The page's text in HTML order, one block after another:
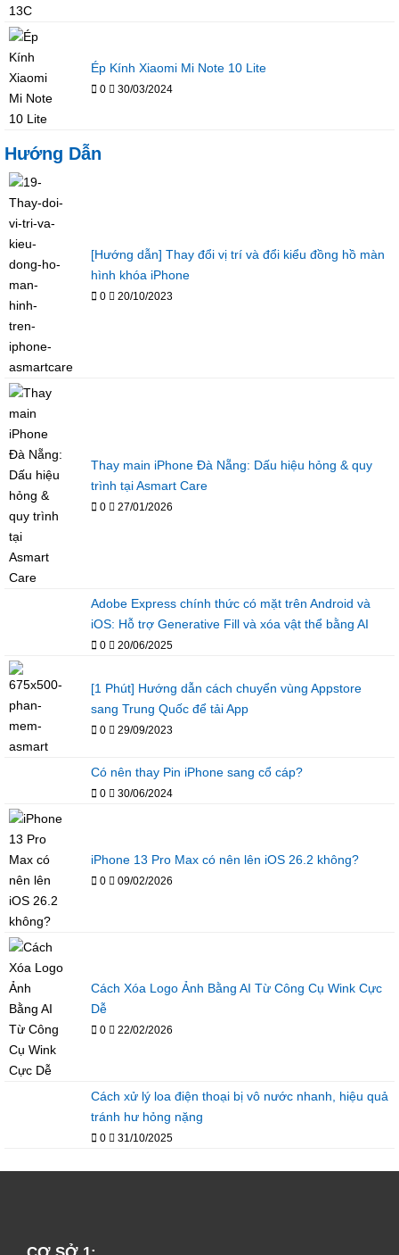
Ép Kính Xiaomi Mi Note 10 Lite
0 30/03/2024
Hướng Dẫn
[Hướng dẫn] Thay đổi vị trí và đổi kiểu đồng hồ màn
hình khóa iPhone
0 20/10/2023
Thay main iPhone Đà Nẵng: Dấu hiệu hỏng & quy
trình tại Asmart Care
0 27/01/2026
Adobe Express chính thức có mặt trên Android và
iOS: Hỗ trợ Generative Fill và xóa vật thể bằng AI
0 20/06/2025
[1 Phút] Hướng dẫn cách chuyển vùng Appstore
sang Trung Quốc để tải App
0 29/09/2023
Có nên thay Pin iPhone sang cổ cáp?
0 30/06/2024
iPhone 13 Pro Max có nên lên iOS 26.2 không?
0 09/02/2026
Cách Xóa Logo Ảnh Bằng AI Từ Công Cụ Wink Cực
Dễ
0 22/02/2026
Cách xử lý loa điện thoại bị vô nước nhanh, hiệu quả
tránh hư hỏng nặng
0 31/10/2025